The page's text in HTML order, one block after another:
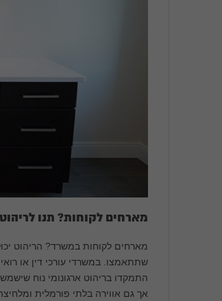
מארחים לקוחות? תנו
מארחים לקוחות במשרד? הריהוט
שתתאמצו. במשרדי עורכי דין או
התמקדו בריהוט ארגונומי נוח
אך גם אווירה בלתי פורמלית